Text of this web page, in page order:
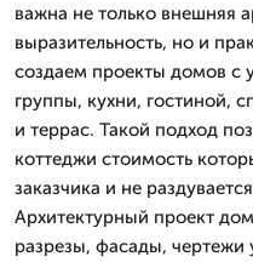
важна не только внешняя
выразительность, но и
создаем проекты домов с
группы, кухни, гостиной,
и террас. Такой подход
коттеджи стоимость
заказчика и не
Архитектурный проект
разрезы, фасады, чертежи